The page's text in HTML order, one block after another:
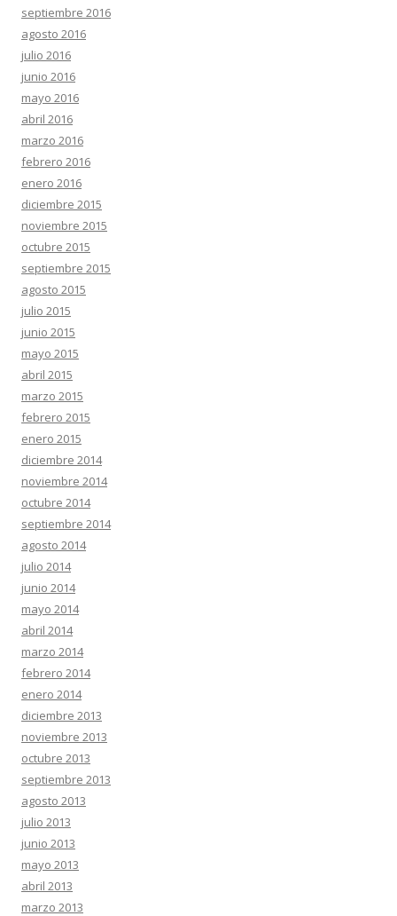
septiembre 2016
agosto 2016
julio 2016
junio 2016
mayo 2016
abril 2016
marzo 2016
febrero 2016
enero 2016
diciembre 2015
noviembre 2015
octubre 2015
septiembre 2015
agosto 2015
julio 2015
junio 2015
mayo 2015
abril 2015
marzo 2015
febrero 2015
enero 2015
diciembre 2014
noviembre 2014
octubre 2014
septiembre 2014
agosto 2014
julio 2014
junio 2014
mayo 2014
abril 2014
marzo 2014
febrero 2014
enero 2014
diciembre 2013
noviembre 2013
octubre 2013
septiembre 2013
agosto 2013
julio 2013
junio 2013
mayo 2013
abril 2013
marzo 2013